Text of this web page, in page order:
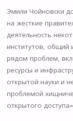
Эмили Чойновски
на жесткие
деятельность
институтов, общий
рядом проблем,
ресурсы и
открытой науки и
проблемой
открытого